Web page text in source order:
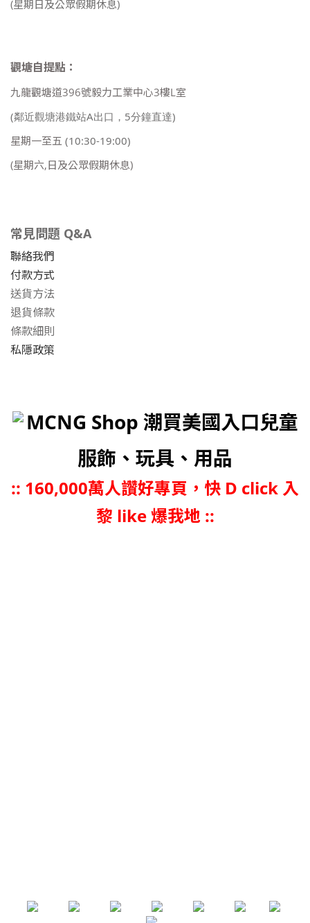
(星期日及公眾假期休息)
觀塘自提點：
九龍觀塘道396號毅力工業中心3樓L室
(鄰近觀塘港鐵站A出口，5分鐘直達)
星期一至五 (10:30-19:00)
(星期六,日及公眾假期休息)
常見問題 Q&A
聯絡我們
付款方式
送貨方法
退貨條款
條款細則
私隱政策
MCNG Shop 潮買美國入口兒童
服飾、玩具、用品
:: 160,000萬人讚好專頁，快 D click 入
黎 like 爆我地 ::